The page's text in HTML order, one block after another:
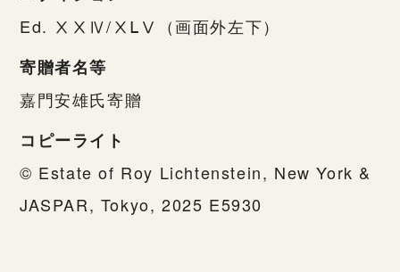
Ed. ⅩⅩⅣ/ⅩⅬⅤ（画面外左下）
寄贈者名等
嘉門安雄氏寄贈
コピーライト
© Estate of Roy Lichtenstein, New York &
JASPAR, Tokyo, 2025 E5930